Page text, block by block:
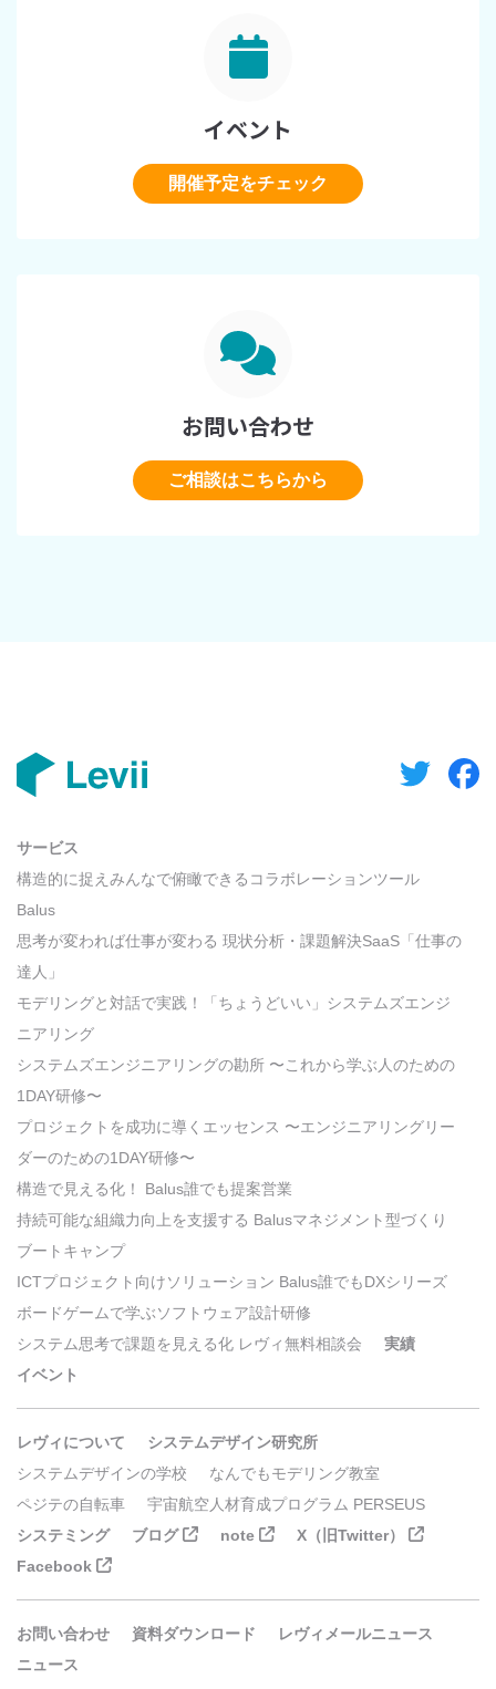
イベント
開催予定をチェック
お問い合わせ
ご相談はこちらから
サービス
構造的に捉えみんなで俯瞰できるコラボレーションツール
Balus
思考が変われば仕事が変わる 現状分析・課題解決SaaS「仕事の
達人」
モデリングと対話で実践！「ちょうどいい」システムズエンジ
ニアリング
システムズエンジニアリングの勘所 〜これから学ぶ人のための
1DAY研修〜
プロジェクトを成功に導くエッセンス 〜エンジニアリングリー
ダーのための1DAY研修〜
構造で見える化！ Balus誰でも提案営業
持続可能な組織力向上を支援する Balusマネジメント型づくり
ブートキャンプ
ICTプロジェクト向けソリューション Balus誰でもDXシリーズ
ボードゲームで学ぶソフトウェア設計研修
システム思考で課題を見える化 レヴィ無料相談会
実績
イベント
レヴィについて
システムデザイン研究所
システムデザインの学校
なんでもモデリング教室
ペジテの自転車
宇宙航空人材育成プログラム PERSEUS
システミング
ブログ note
X（旧Twitter）
Facebook
お問い合わせ 資料ダウンロード
レヴィメールニュース
ニュース